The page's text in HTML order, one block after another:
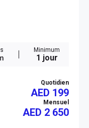
Minimum
1 jour
Quotidien
AED 199
Mensuel
AED 2 650